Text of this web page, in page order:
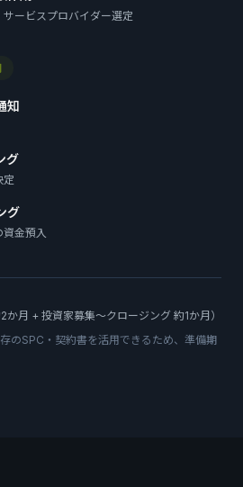
ービスプロバイダー選定
知
グ
定
グ
資金預入
2か月 + 投資家募集〜クロージング 約1か月）
のSPC・契約書を活用できるため、準備期